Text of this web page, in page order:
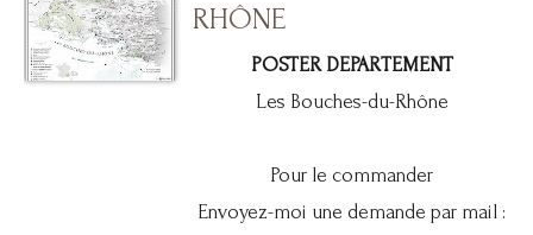
RHÔNE
POSTER DEPARTEMENT
Les Bouches-du-Rhône
Pour le commander
Envoyez-moi une demande par mail :